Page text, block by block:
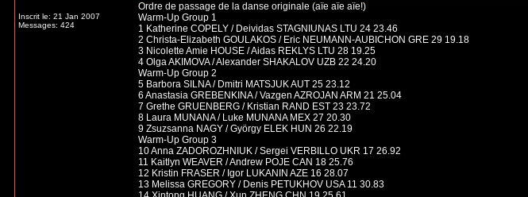
Inscrit le: 21 Jan 2007
Messages: 424
Ordre de passage de la danse originale (aïe aïe aïe!)
Warm-Up Group 1
1 Katherine COPELY / Deividas STAGNIUNAS LTU 24 23.46
2 Christa-Elizabeth GOULAKOS / Eric NEUMANN-AUBICHON GRE 29 19.18
3 Nicolette Amie HOUSE / Aidas REKLYS LTU 28 19.25
4 Olga AKIMOVA / Alexander SHAKALOV UZB 22 24.20
Warm-Up Group 2
5 Barbora SILNA / Dmitri MATSJUK AUT 25 23.12
6 Anastasia GREBENKINA / Vazgen AZROJAN ARM 21 25.04
7 Grethe GRUENBERG / Kristian RAND EST 23 23.72
8 Laura MUNANA / Luke MUNANA MEX 27 20.30
9 Zsuzsanna NAGY / György ELEK HUN 26 22.19
Warm-Up Group 3
10 Anna ZADOROZHNIUK / Sergei VERBILLO UKR 17 26.92
11 Kaitlyn WEAVER / Andrew POJE CAN 18 25.76
12 Kristin FRASER / Igor LUKANIN AZE 16 28.07
13 Melissa GREGORY / Denis PETUKHOV USA 11 30.83